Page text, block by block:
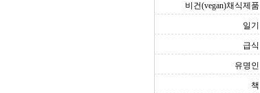
비건(vegan)채식제품
일기
급식
유명인
책